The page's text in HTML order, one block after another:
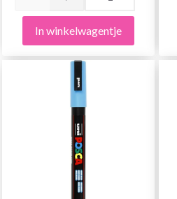
In winkelwagentje